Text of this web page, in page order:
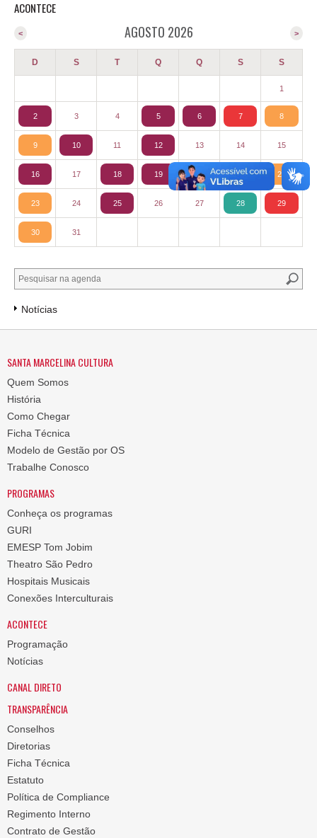
ACONTECE
AGOSTO 2026 >
<
D S T Q Q S S
1
2 3 4 5 6 7 8
9 10 11 12 13 14 15
16 17 18 19 20 21 22
23 24 25 26 27 28 29
30 31
Notícias
SANTA MARCELINA CULTURA
Quem Somos
História
Como Chegar
Ficha Técnica
Modelo de Gestão por OS
Trabalhe Conosco
PROGRAMAS
Conheça os programas
GURI
EMESP Tom Jobim
Theatro São Pedro
Hospitais Musicais
Conexões Interculturais
ACONTECE
Programação
Notícias
CANAL DIRETO
TRANSPARÊNCIA
Conselhos
Diretorias
Ficha Técnica
Estatuto
Política de Compliance
Regimento Interno
Contrato de Gestão